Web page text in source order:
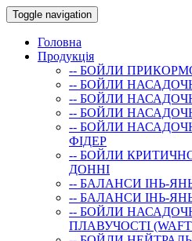
Toggle navigation
Головна
Продукція
-- БОЙЛИ
-- БОЙЛИ
-- БОЙЛИ
-- БОЙЛИ
-- БОЙЛИ
ФIДЕР
-- БОЙЛИ
ДОННІ
-- БАЛАНСИ ІНЬ-
-- БАЛАНСИ ІНЬ-
-- БОЙЛИ
ПЛАВУЧОСТI